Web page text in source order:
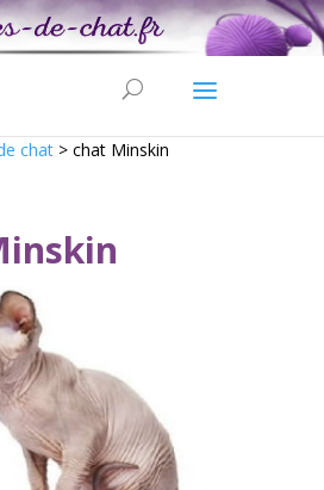
chat > chat Minskin